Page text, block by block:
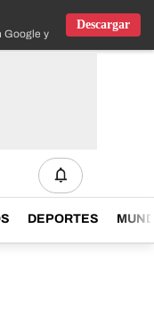
Google y IOS
Descargar
DEPORTES